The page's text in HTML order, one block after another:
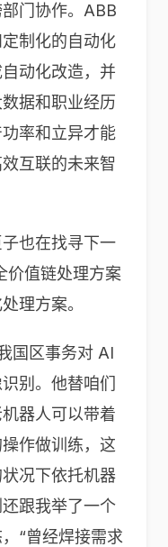
门协作。ABB
制化的自动化
动化改造，并
据和职业经历
率和立异才能
互联的未来智
也在找寻下一
价值链处理方案
理方案。
国区事务对 AI
别。他替咱们
器人可以带着
作做训练，这
况下依托机器
跟我举了一个
“曾经焊接需求